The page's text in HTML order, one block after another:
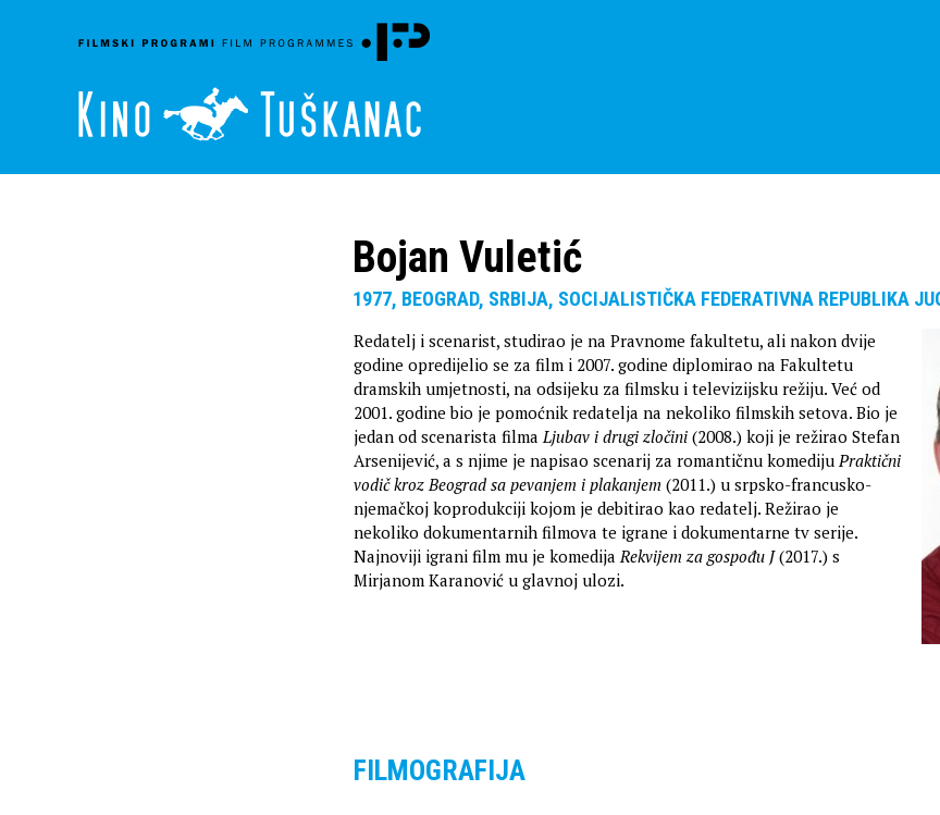
Bojan Vuletić
1977, BEOGRAD, SRBIJA, SOCIJALISTIČKA FEDERATIVNA REPUBLIKA
Redatelj i scenarist, studirao je na Pravnome fakultetu, ali nakon dvije
godine opredijelio se za film i 2007. godine diplomirao na Fakultetu
dramskih umjetnosti, na odsijeku za filmsku i televizijsku režiju. Već od
2001. godine bio je pomoćnik redatelja na nekoliko filmskih setova. Bio je
jedan od scenarista filmaLjubav i drugi zločini (2008.) koji je režirao Stefan
Arsenijević, a s njime je napisao scenarij za romantičnu komedijuPraktični
vodič kroz Beograd sa pevanjem i plakanjem (2011.) u srpsko-francusko-
njemačkoj koprodukciji kojom je debitirao kao redatelj. Režirao je
nekoliko dokumentarnih filmova te igrane i dokumentarne tv serije.
Najnoviji igrani film mu je komedijaRekvijem za gospođu J(2017.) s
Mirjanom Karanović u glavnoj ulozi.
FILMOGRAFIJA